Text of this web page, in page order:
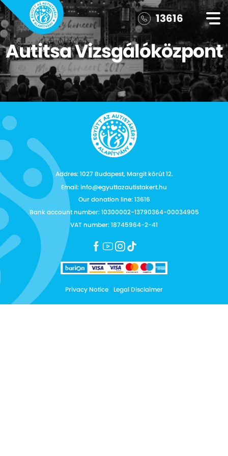
13616
Autitsa Vizsgálóközpont
Addres: 1027 Budapest, Margit körút 12.
Email: info@egyuttazautistakert.hu
Our donation line: 13616
Bank account number: 10300002-13790364-00034905
VAT number: 18745964-2-41
Privacy Notice Legal Disclaimer